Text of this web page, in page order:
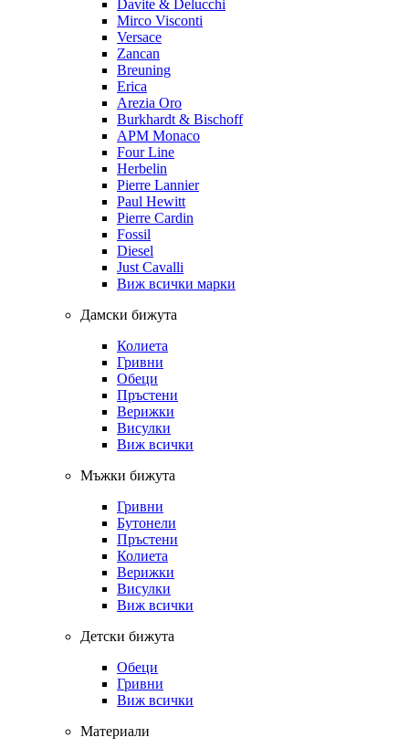
Davite & Delucchi
Mirco Visconti
Versace
Zancan
Breuning
Erica
Arezia Oro
Burkhardt & Bischoff
APM Monaco
Four Line
Herbelin
Pierre Lannier
Paul Hewitt
Pierre Cardin
Fossil
Diesel
Just Cavalli
Виж всички марки
Дамски бижута
Колиета
Гривни
Обеци
Пръстени
Верижки
Висулки
Виж всички
Мъжки бижута
Гривни
Бутонели
Пръстени
Колиета
Верижки
Висулки
Виж всички
Детски бижута
Обеци
Гривни
Виж всички
Материали